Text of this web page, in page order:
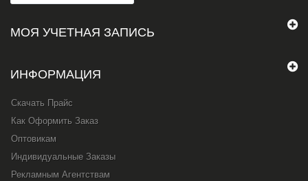
МОЯ УЧЕТНАЯ ЗАПИСЬ
ИНФОРМАЦИЯ
Скачать Прайс
Как Оформить Заказ
Оптовикам
Индивидуальные Заказы
Рекламным Агентствам